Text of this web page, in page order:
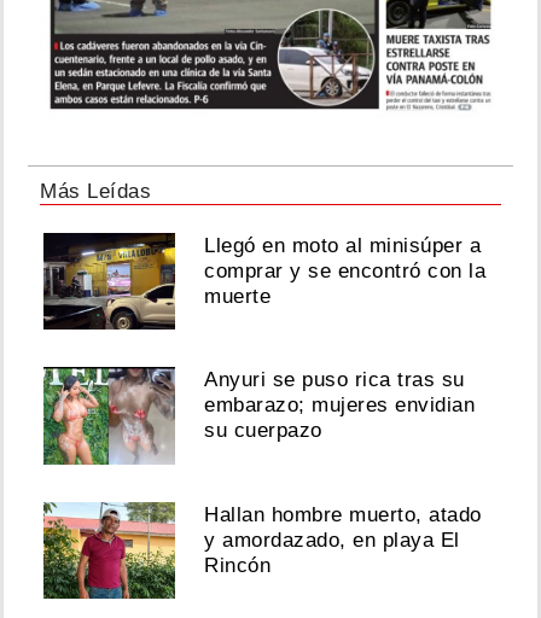
Más Leídas
Llegó en moto al minisúper a
comprar y se encontró con la
muerte
Anyuri se puso rica tras su
embarazo; mujeres envidian
su cuerpazo
Hallan hombre muerto, atado
y amordazado, en playa El
Rincón